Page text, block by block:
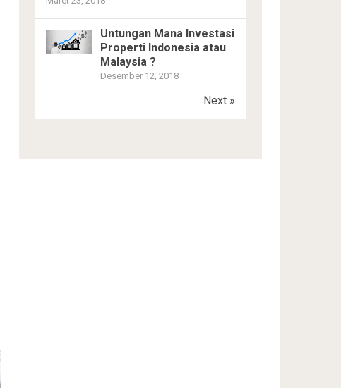
Untungan Mana Investasi
Properti Indonesia atau
Malaysia ?
Desember 12, 2018
Next »